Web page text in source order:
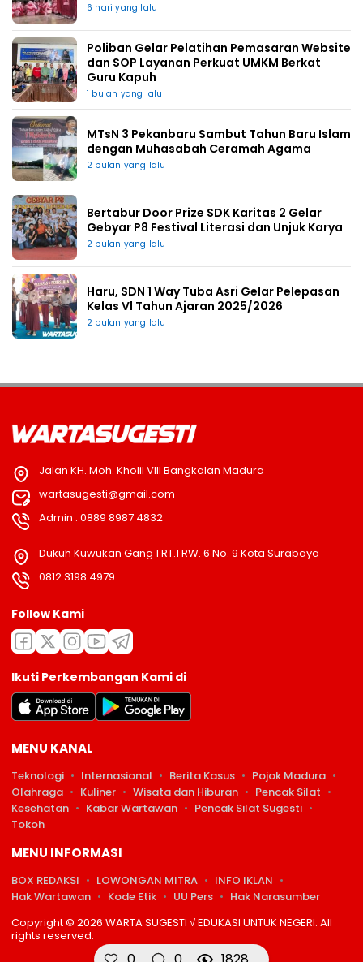
6 hari yang lalu
Poliban Gelar Pelatihan Pemasaran Website
dan SOP Layanan Perkuat UMKM Berkat
Guru Kapuh
1 bulan yang lalu
MTsN 3 Pekanbaru Sambut Tahun Baru Islam
dengan Muhasabah Ceramah Agama
2 bulan yang lalu
Bertabur Door Prize SDK Karitas 2 Gelar
Gebyar P8 Festival Literasi dan Unjuk Karya
2 bulan yang lalu
Haru, SDN 1 Way Tuba Asri Gelar Pelepasan
Kelas Vl Tahun Ajaran 2025/2026
2 bulan yang lalu
Jalan KH. Moh. Kholil VIII Bangkalan Madura
wartasugesti@gmail.com
Admin : 0889 8987 4832
Dukuh Kuwukan Gang 1 RT.1 RW. 6 No. 9 Kota Surabaya
0812 3198 4979
Follow Kami
Ikuti Perkembangan Kami di
MENU KANAL
Teknologi Internasional Berita Kasus
Pojok Madura
Olahraga
Kuliner Wisata dan Hiburan
Pencak Silat
Kesehatan
Kabar Wartawan
Pencak Silat Sugesti
Tokoh
MENU INFORMASI
BOX REDAKSI LOWONGAN MITRA
INFO IKLAN
Hak Wartawan
Kode Etik UU Pers
Hak Narasumber
Copyright © 2026 WARTA SUGESTI √ EDUKASI UNTUK NEGERI. All
rights reserved.